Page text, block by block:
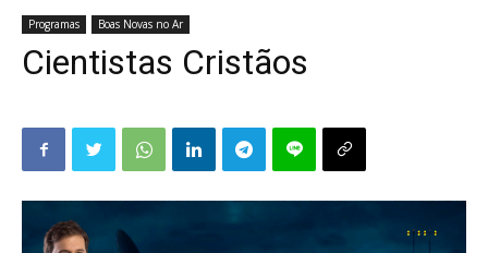
Programas Boas Novas no Ar
Cientistas Cristãos